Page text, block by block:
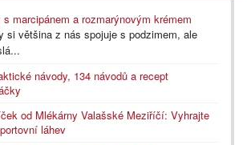
marcipánem a rozmarýnovým krémem
si většina z nás spojuje s podzimem, ale
návody, 134 návodů a recept
od Mlékárny Valašské Meziříčí: Vyhrajte
láhev